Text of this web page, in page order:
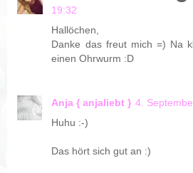
19:32
Hallöchen,
Danke das freut mich =) Na
einen Ohrwurm :D
Anja { anjaliebt } 4.
Huhu :-)
Das hört sich gut an :)